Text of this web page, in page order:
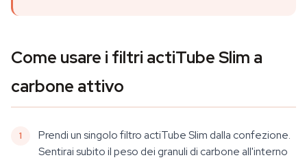
Come usare i filtri actiTube Slim a
carbone attivo
Prendi un singolo filtro actiTube Slim dalla confezione.
Sentirai subito il peso dei granuli di carbone all'interno